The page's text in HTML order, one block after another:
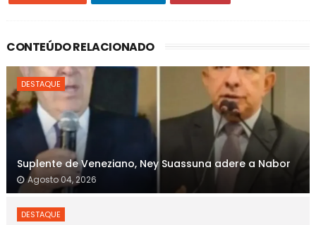
CONTEÚDO RELACIONADO
DESTAQUE
Suplente de Veneziano, Ney Suassuna adere a Nabor
Agosto 04, 2026
DESTAQUE